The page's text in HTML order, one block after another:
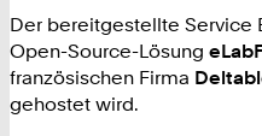
Der bereitgestellte Service
Open-Source-Lösung
französischen Firma
gehostet wird.